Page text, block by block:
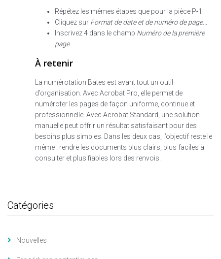
Répétez les mêmes étapes que pour la pièce P‑1.
Cliquez sur Format de date et de numéro de page…
Inscrivez 4 dans le champ Numéro de la première
page.
À retenir
La numérotation Bates est avant tout un outil
d’organisation. Avec Acrobat Pro, elle permet de
numéroter les pages de façon uniforme, continue et
professionnelle. Avec Acrobat Standard, une solution
manuelle peut offrir un résultat satisfaisant pour des
besoins plus simples. Dans les deux cas, l’objectif reste le
même : rendre les documents plus clairs, plus faciles à
consulter et plus fiables lors des renvois.
Catégories
Nouvelles